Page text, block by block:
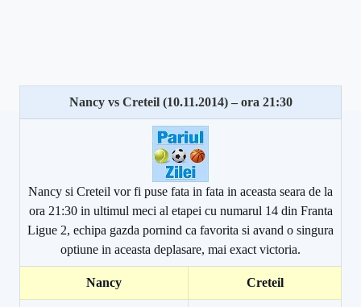
Nancy vs Creteil (10.11.2014) – ora 21:30
Nancy si Creteil vor fi puse fata in fata in aceasta seara de la
ora 21:30 in ultimul meci al etapei cu numarul 14 din Franta
Ligue 2, echipa gazda pornind ca favorita si avand o singura
optiune in aceasta deplasare, mai exact victoria.
Nancy Creteil